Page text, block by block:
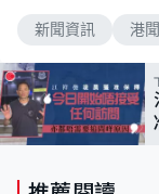
新聞資訊 港聞